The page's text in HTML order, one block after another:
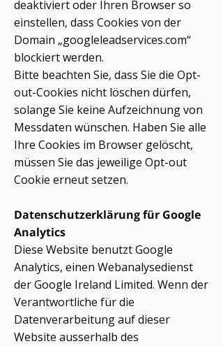
deaktiviert oder Ihren Browser so
einstellen, dass Cookies von der
Domain „googleleadservices.com“
blockiert werden.
Bitte beachten Sie, dass Sie die Opt-
out-Cookies nicht löschen dürfen,
solange Sie keine Aufzeichnung von
Messdaten wünschen. Haben Sie alle
Ihre Cookies im Browser gelöscht,
müssen Sie das jeweilige Opt-out
Cookie erneut setzen.
Datenschutzerklärung für Google
Analytics
Diese Website benutzt Google
Analytics, einen Webanalysedienst
der Google Ireland Limited. Wenn der
Verantwortliche für die
Datenverarbeitung auf dieser
Website ausserhalb des